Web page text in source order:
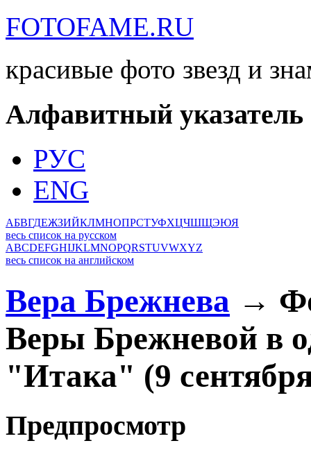
FOTOFAME.RU
красивые фото звезд и
Алфавитный указатель
РУС
ENG
АБВГДЕЖЗИЙКЛМНОПРСТУФХЦЧШЩЭЮЯ
весь список на русском
ABCDEFGHIJKLMNOPQRSTUVWXYZ
весь список на английском
Вера Брежнева →
Веры Брежневой в
"Итака" (9
Предпросмотр